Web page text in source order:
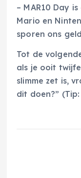
– MAR10 Day
Mario en
sporen ons
Tot de
als je ooit
slimme zet is,
dit doen?”